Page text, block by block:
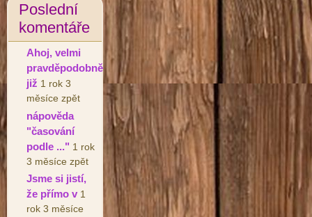
Poslední
komentáře
Ahoj, velmi
pravděpodobně
již 1 rok 3
měsíce zpět
nápověda
"časování
podle ..." 1 rok
3 měsíce zpět
Jsme si jistí,
že přímo v 1
rok 3 měsíce